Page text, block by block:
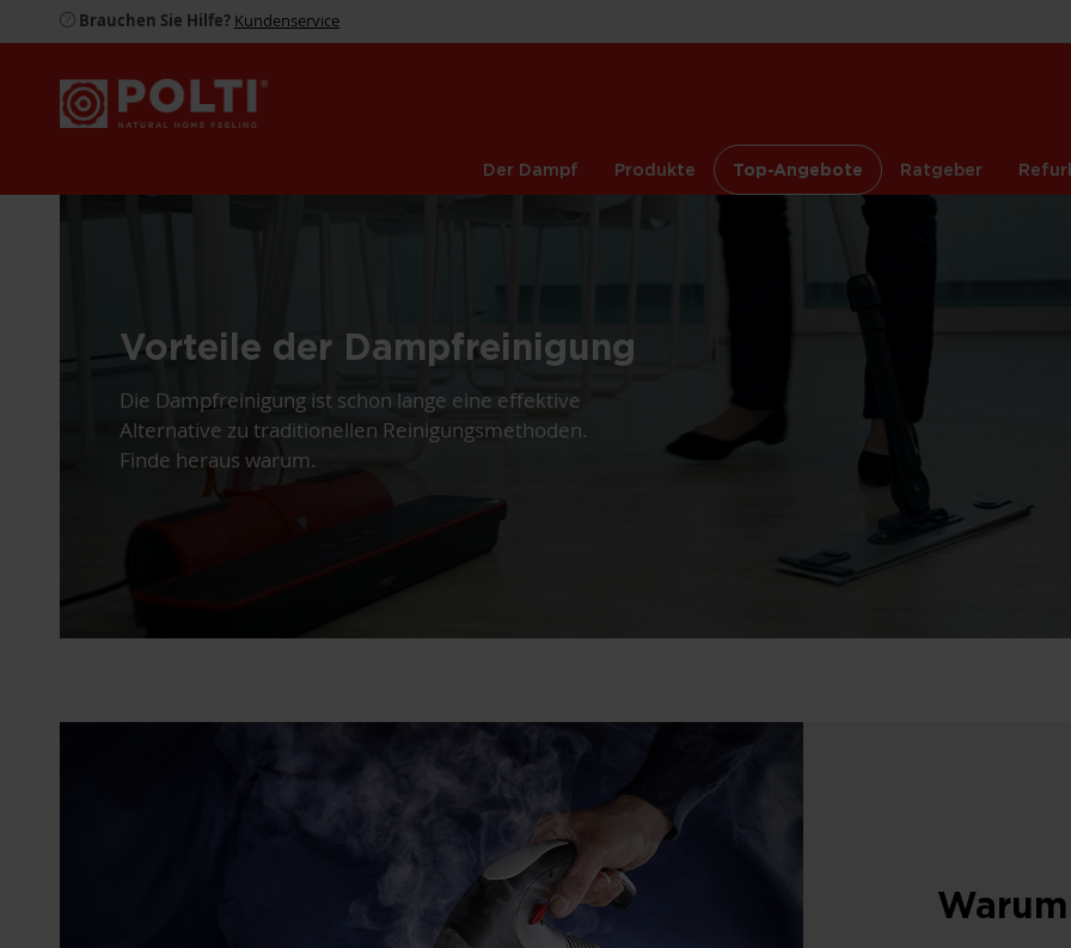
Brauchen Sie Hilfe? Kundenservice
Der Dampf Produkte Top-Angebote Ratgeber
Vorteile der Dampfreinigung
Die Dampfreinigung ist schon lange eine effektive
Alternative zu traditionellen Reinigungsmethoden.
Finde heraus warum.